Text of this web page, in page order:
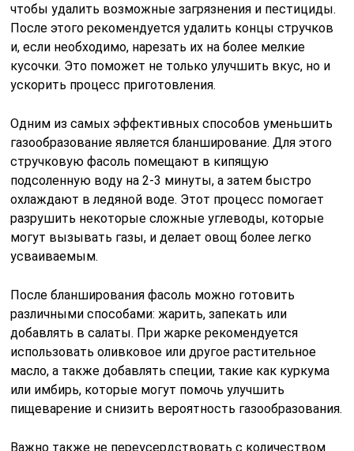
чтобы удалить возможные загрязнения и пестициды.
После этого рекомендуется удалить концы стручков
и, если необходимо, нарезать их на более мелкие
кусочки. Это поможет не только улучшить вкус, но и
ускорить процесс приготовления.
Одним из самых эффективных способов уменьшить
газообразование является бланширование. Для этого
стручковую фасоль помещают в кипящую
подсоленную воду на 2-3 минуты, а затем быстро
охлаждают в ледяной воде. Этот процесс помогает
разрушить некоторые сложные углеводы, которые
могут вызывать газы, и делает овощ более легко
усваиваемым.
После бланширования фасоль можно готовить
различными способами: жарить, запекать или
добавлять в салаты. При жарке рекомендуется
использовать оливковое или другое растительное
масло, а также добавлять специи, такие как куркума
или имбирь, которые могут помочь улучшить
пищеварение и снизить вероятность газообразования.
Важно также не переусердствовать с количеством